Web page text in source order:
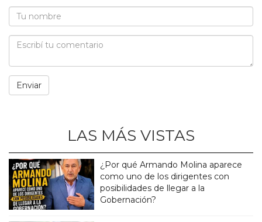
LAS MÁS VISTAS
¿Por qué Armando Molina aparece
como uno de los dirigentes con
posibilidades de llegar a la
Gobernación?